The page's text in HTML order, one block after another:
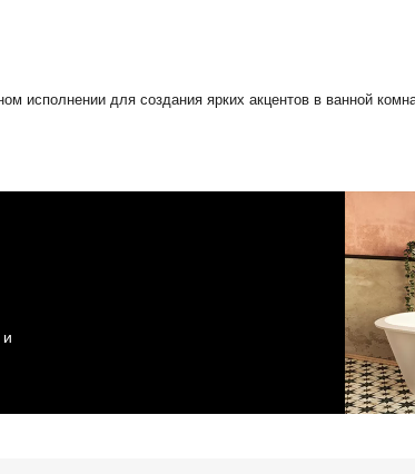
исполнении для создания ярких акцентов в ванной
и